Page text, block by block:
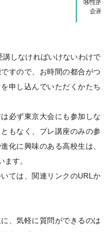
⑭性的
企画
しなければいけないわけで
すので、お時間の都合がつ
申し込んでいただくかたち
必ず東京大会にも参加しな
もなく、プレ講座のみの参
化に興味のある高校生は、
す。
ては、関連リンクのURLか
、気軽に質問ができるのは